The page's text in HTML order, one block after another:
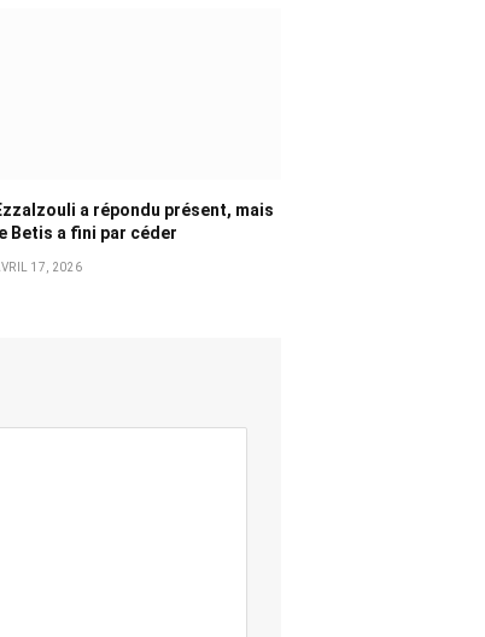
a répondu présent, mais
le Betis a fini par céder
17, 2026